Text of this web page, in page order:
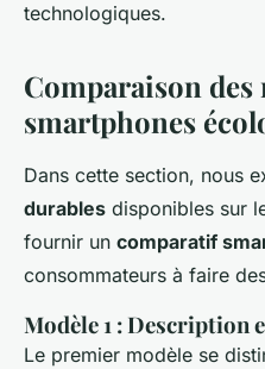
technologiques.
Comparaison des
smartphones
Dans cette section, nous
durables disponibles sur
fournir un comparatif
consommateurs à faire
Modèle 1 : Description
Le premier modèle se